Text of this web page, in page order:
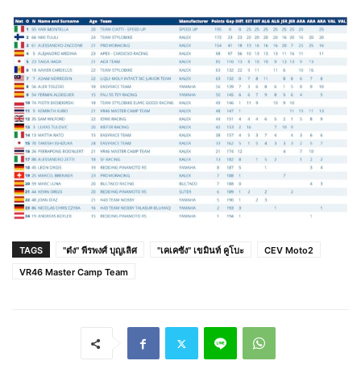
TAGS "ต๋ง" พีรพงศ์ บุญเลิศ "เคเคซัง" เขมินท์ คูโบะ
CEV Moto2
VR46 Master Camp Team